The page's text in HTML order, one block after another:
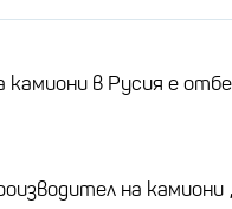
камиони в Русия е
на камиони